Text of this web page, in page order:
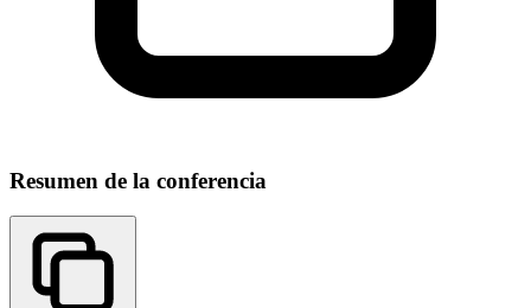
Resumen de la conferencia